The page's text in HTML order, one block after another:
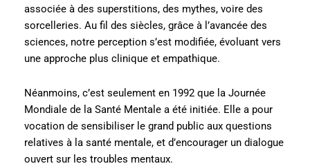
associée à des superstitions, des mythes, voire des
sorcelleries. Au fil des siècles, grâce à l’avancée des
sciences, notre perception s’est modifiée, évoluant vers
une approche plus clinique et empathique.
Néanmoins, c’est seulement en 1992 que la Journée
Mondiale de la Santé Mentale a été initiée. Elle a pour
vocation de sensibiliser le grand public aux questions
relatives à la santé mentale, et d’encourager un dialogue
ouvert sur les troubles mentaux.